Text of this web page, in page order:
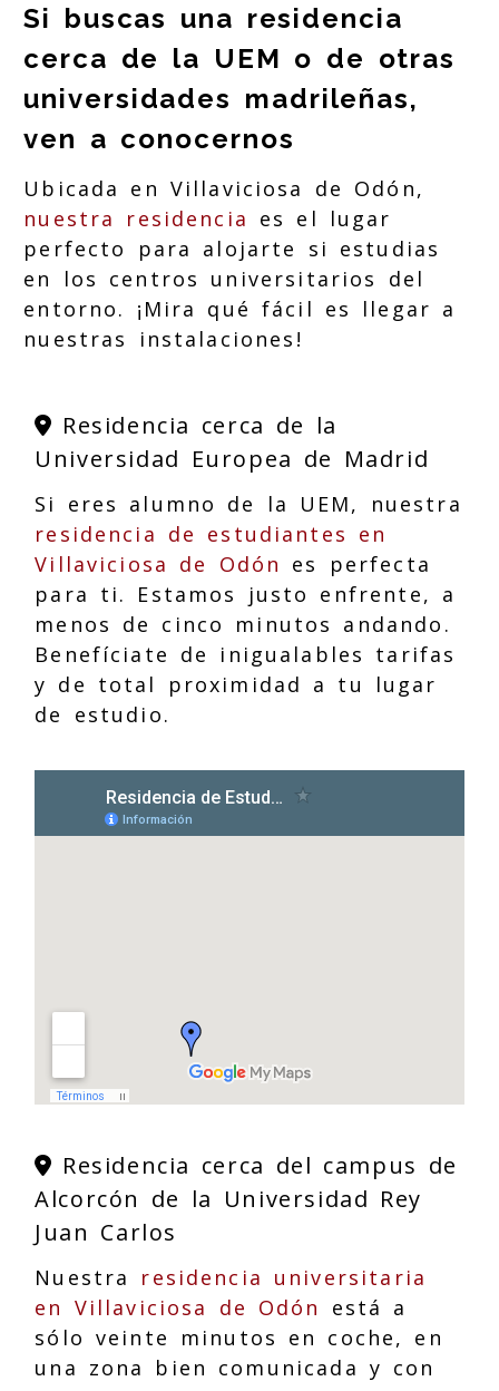
Si buscas una residencia
cerca de la UEM o de otras
universidades madrileñas,
ven a conocernos
Ubicada en Villaviciosa de Odón,
nuestra residencia es el lugar
perfecto para alojarte si estudias
en los centros universitarios del
entorno. ¡Mira qué fácil es llegar a
nuestras instalaciones!
Residencia cerca de la
Universidad Europea de Madrid
Si eres alumno de la UEM, nuestra
residencia de estudiantes en
Villaviciosa de Odón es perfecta
para ti. Estamos justo enfrente, a
menos de cinco minutos andando.
Benefíciate de inigualables tarifas
y de total proximidad a tu lugar
de estudio.
Residencia cerca del campus de
Alcorcón de la Universidad Rey
Juan Carlos
Nuestra residencia universitaria
en Villaviciosa de Odón
está a
sólo veinte minutos en coche, en
una zona bien comunicada y con